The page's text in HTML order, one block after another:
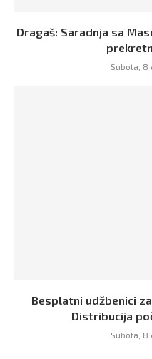
Dragaš: Saradnja sa
Subota, 8
Besplatni udžbenici
Distribucija
Subota, 8